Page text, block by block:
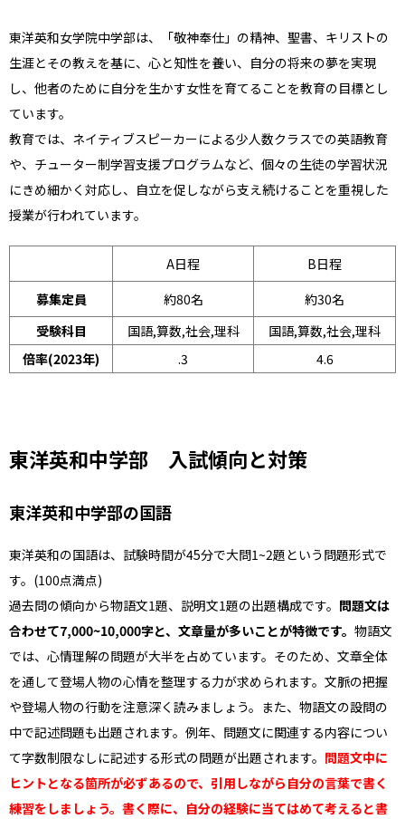
東洋英和女学院中学部は、「敬神奉仕」の精神、聖書、キリストの
生涯とその教えを基に、心と知性を養い、自分の将来の夢を実現
し、他者のために自分を生かす女性を育てることを教育の目標とし
ています。
教育では、ネイティブスピーカーによる少人数クラスでの英語教育
や、チューター制学習支援プログラムなど、個々の生徒の学習状況
にきめ細かく対応し、自立を促しながら支え続けることを重視した
授業が行われています。
A日程
B日程
募集定員
約80名
約30名
受験科目
国語,算数,社会,理科
国語,算数,社会,理科
倍率(2023年)
2.3 4.6
東洋英和中学部 入試傾向と対策
東洋英和中学部の国語
東洋英和の国語は、試験時間が45分で大問1~2題という問題形式で
す。(100点満点)
過去問の傾向から物語文1題、説明文1題の出題構成です。 問題文は
合わせて7,000~10,000字と、文章量が多いことが特徴です。 物語文
では、心情理解の問題が大半を占めています。そのため、文章全体
を通して登場人物の心情を整理する力が求められます。文脈の把握
や登場人物の行動を注意深く読みましょう。また、物語文の設問の
中で記述問題も出題されます。例年、問題文に関連する内容につい
て字数制限なしに記述する形式の問題が出題されます。 問題文中に
ヒントとなる箇所が必ずあるので、引用しながら自分の言葉で書く
練習をしましょう。書く際に、自分の経験に当てはめて考えると書